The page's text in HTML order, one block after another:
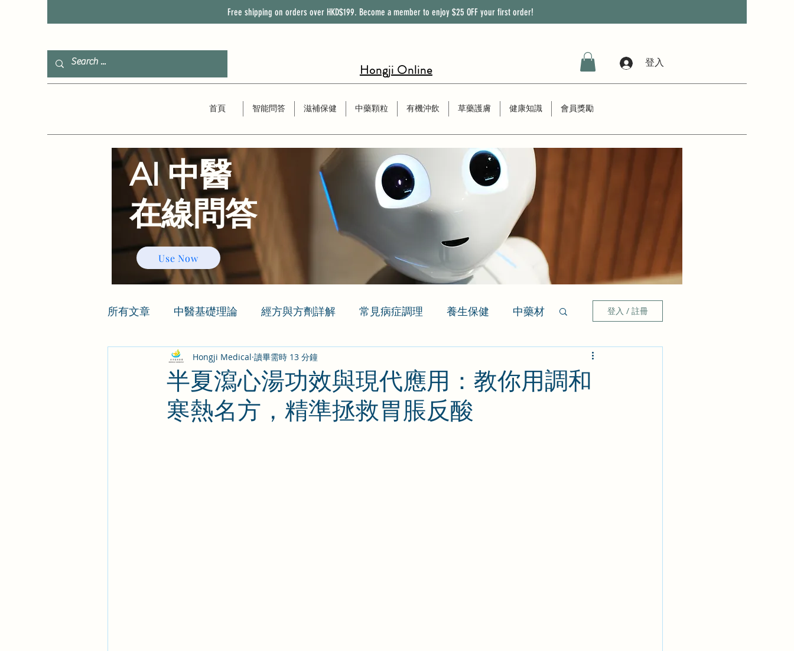
Free shipping on orders over HKD$199. Become a member to enjoy $25 OFF your first order!
Hongji Online 登入
首頁 智能問答 滋補保健 中藥顆粒 有機沖飲 草藥護膚 健康知識 會員獎勵
所有文章 中醫基礎理論 經方與方劑詳解 常見病症調理 養生保健 中藥材 登入 / 註冊
半夏瀉心湯功效與現代應用：教你用調和
寒熱名方，精準拯救胃脹反酸
Hongji Medical 讀畢需時 13 分鐘
Use Now
AI 中醫
​在線問答